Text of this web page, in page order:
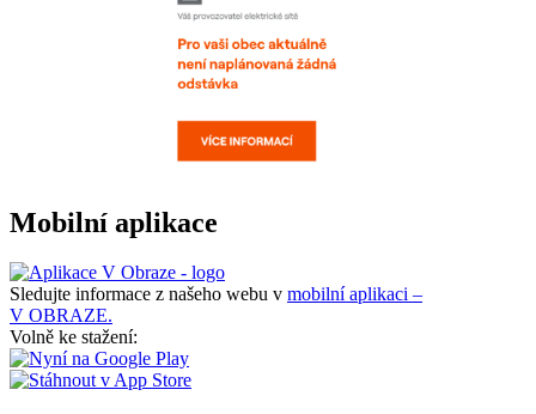
Mobilní aplikace
Sledujte informace z našeho webu v mobilní aplikaci –
V OBRAZE.
Volně ke stažení: